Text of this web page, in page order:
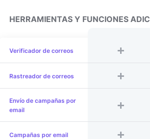
HERRAMIENTAS Y FUNCIONES
Verificador de correos
Rastreador de correos
Envío de campañas por
email
Campañas por email